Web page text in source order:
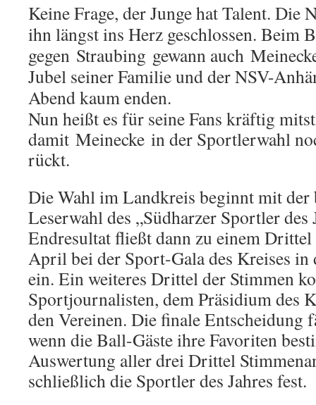
Keine Frage, der Junge hat Talent. Die
ihn längst ins Herz geschlossen. Beim
gegen Straubing gewann auch
Jubel seiner Familie und der NSV-
Abend kaum enden.
Nun heißt es für seine Fans kräftig
damit Meinecke in der Sportlerwahl
rückt.
Die Wahl im Landkreis beginnt mit der
Leserwahl des „Südharzer Sportler des
Endresultat fließt dann zu einem
April bei der Sport-Gala des Kreises
ein. Ein weiteres Drittel der Stimmen
Sportjournalisten, dem Präsidium des
den Vereinen. Die finale Entscheidung
wenn die Ball-Gäste ihre Favoriten
Auswertung aller drei Drittel
schließlich die Sportler des Jahres fest.